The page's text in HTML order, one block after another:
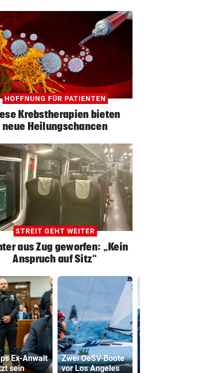
HOFFNUNG FÜR PATIENTEN
Krebstherapien bieten
neue Heilungschancen
STREIT GEHT WEITER
aus Zug geworfen: „Kein
Anspruch auf Sitz“
Ex-Anwalt
sein
Zwei OeSV-Boote
vor Los Angeles